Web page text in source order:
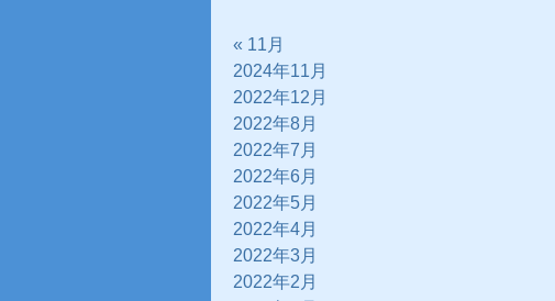
« 11月
2024年11月
2022年12月
2022年8月
2022年7月
2022年6月
2022年5月
2022年4月
2022年3月
2022年2月